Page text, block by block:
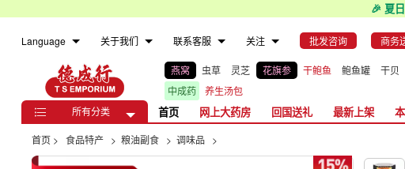
🎉 夏
Language 关于我们 联系客服 关注 批发咨询 商务
燕窝 虫草 灵芝 花旗参 干鲍鱼 鲍鱼罐 干贝
中成药
养生汤包
 所有分类 首页 网上大药房 回国送礼 最新上架
首页 > 食品特产 > 粮油副食 > 调味品 >